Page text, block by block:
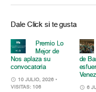
Dale Click si te gusta
Premio Lo
Mejor de
Nos aplaza su
convocatoria
10 JULIO, 2026 •
VISITAS: 106
de
6